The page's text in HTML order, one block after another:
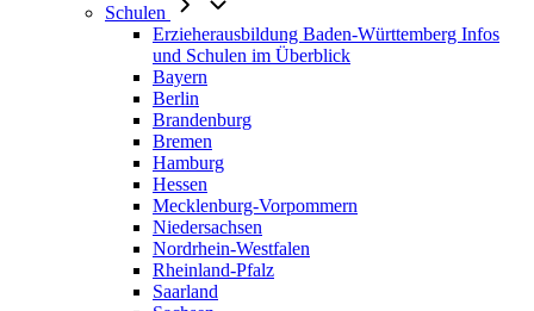
Schulen
Erzieherausbildung Baden-Württemberg Infos
und Schulen im Überblick
Bayern
Berlin
Brandenburg
Bremen
Hamburg
Hessen
Mecklenburg-Vorpommern
Niedersachsen
Nordrhein-Westfalen
Rheinland-Pfalz
Saarland